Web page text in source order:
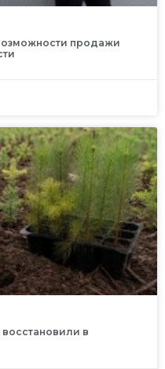
продажи
восстановили в